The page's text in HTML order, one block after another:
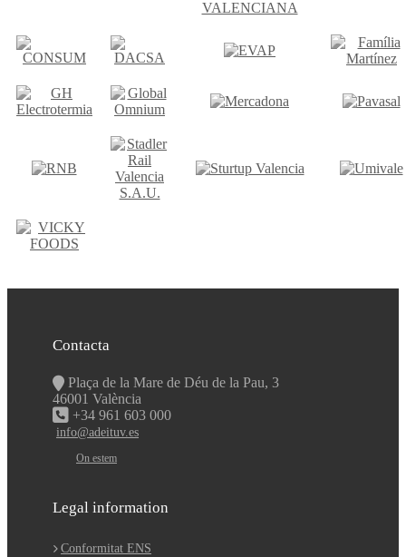
Contacta
Plaça de la Mare de Déu de la Pau, 3
46001 València
+34 961 603 000
info@adeituv.es
On estem
Legal information
Conformitat ENS